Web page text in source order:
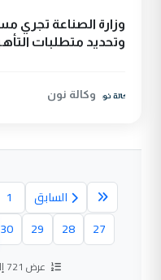
وزارة الصناعة تجري
وتحديد متطلبات
وكالة نون
السابق 1
27
28
29
30
عرض 721 إلى 744 من أصل